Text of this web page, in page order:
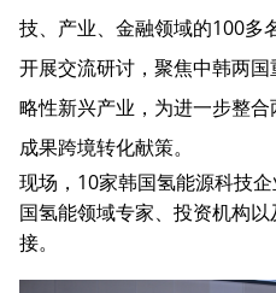
技、产业、金融领域的100多
开展交流研讨，聚焦中韩两
略性新兴产业，为进一步整
成果跨境转化献策。
现场，10家韩国氢能源科技
国氢能领域专家、投资机构
接。